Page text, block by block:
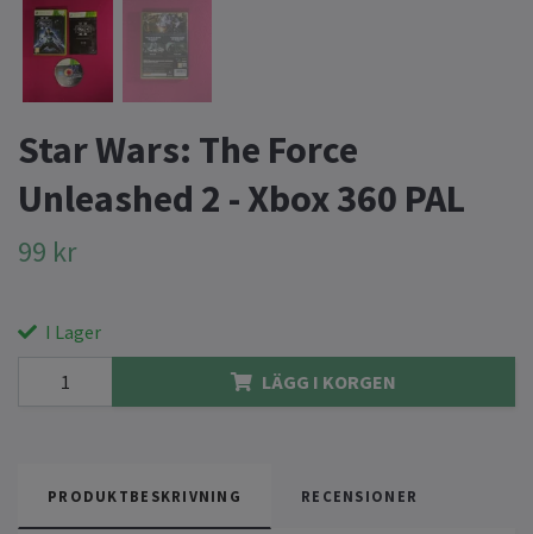
Star Wars: The Force
Unleashed 2 - Xbox 360 PAL
99 kr
I Lager
LÄGG I KORGEN
PRODUKTBESKRIVNING RECENSIONER